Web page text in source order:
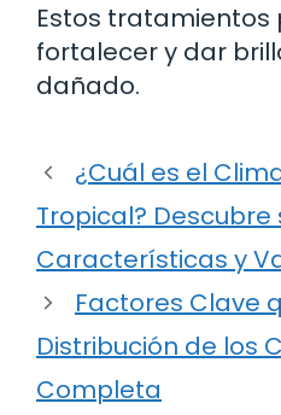
Estos tratamientos
fortalecer y dar
dañado.
¿Cuál es el
Tropical? Descubre
Características y
Factores Clave
Distribución de los
Completa